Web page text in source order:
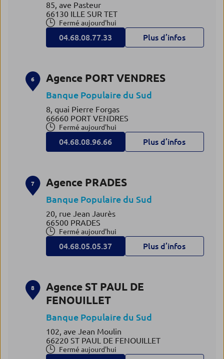
85, ave Pasteur
66130 ILLE SUR TET
Fermé aujourd'hui
04.68.08.77.33 Plus d’infos
6 Agence PORT VENDRES
Banque Populaire du Sud
8, quai Pierre Forgas
66660 PORT VENDRES
Fermé aujourd'hui
04.68.08.96.66 Plus d’infos
7 Agence PRADES
Banque Populaire du Sud
20, rue Jean Jaurès
66500 PRADES
Fermé aujourd'hui
04.68.05.05.37 Plus d’infos
8
Agence ST PAUL DE
FENOUILLET
Banque Populaire du Sud
102, ave Jean Moulin
66220 ST PAUL DE FENOUILLET
Fermé aujourd'hui